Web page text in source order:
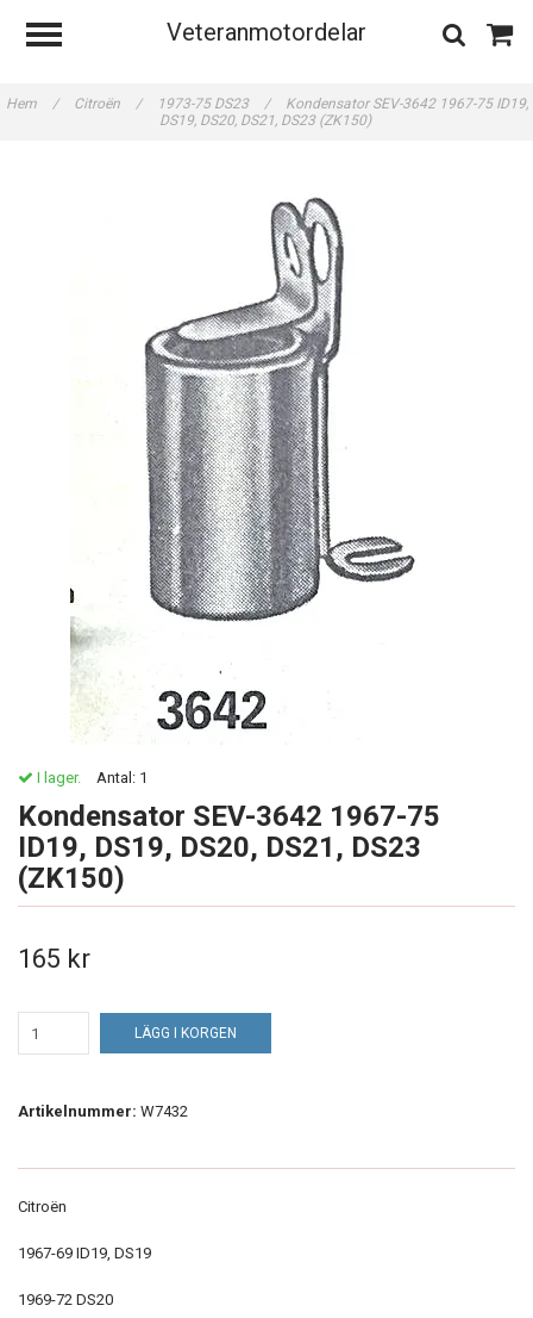
Veteranmotordelar
Hem / Citroën / 1973-75 DS23 /
Kondensator SEV-3642 1967-75 ID19,
DS19, DS20, DS21, DS23 (ZK150)
I lager. Antal: 1
Kondensator SEV-3642 1967-75
ID19, DS19, DS20, DS21, DS23
(ZK150)
165 kr
LÄGG I KORGEN
Artikelnummer: W7432
Citroën
1967-69 ID19, DS19
1969-72 DS20